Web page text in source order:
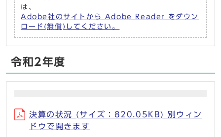
は、
Adobe社のサイトから Adobe Reader をダウン
ロード(無償)してください。
令和2年度
決算の状況 (サイズ：820.05KB) 別ウィン
ドウで開きます